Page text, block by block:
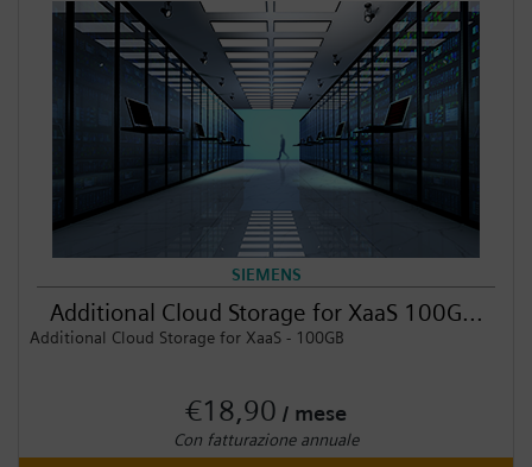
SIEMENS
Additional Cloud Storage for XaaS 100G...
Additional Cloud Storage for XaaS - 100GB
€18,90 / mese
Con fatturazione annuale